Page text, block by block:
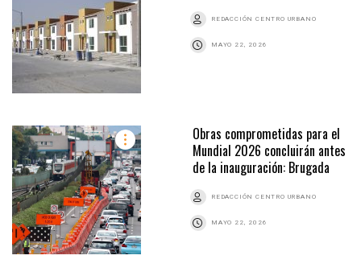
REDACCIÓN CENTRO URBANO
MAYO 22, 2026
Obras comprometidas para el
Mundial 2026 concluirán antes
de la inauguración: Brugada
REDACCIÓN CENTRO URBANO
MAYO 22, 2026